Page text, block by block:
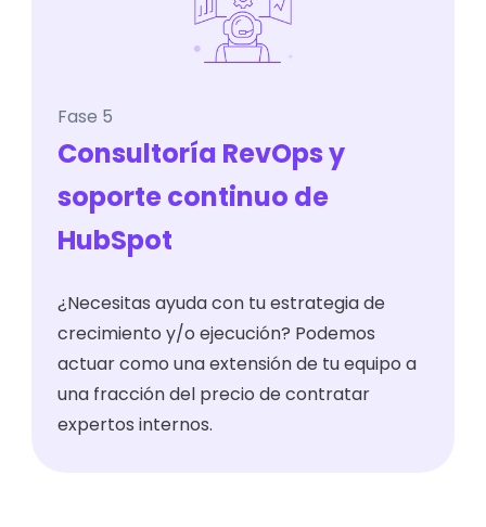
Fase 5
Consultoría RevOps y
soporte continuo de
HubSpot
¿Necesitas ayuda con tu estrategia de
crecimiento y/o ejecución? Podemos
actuar como una extensión de tu equipo a
una fracción del precio de contratar
expertos internos.